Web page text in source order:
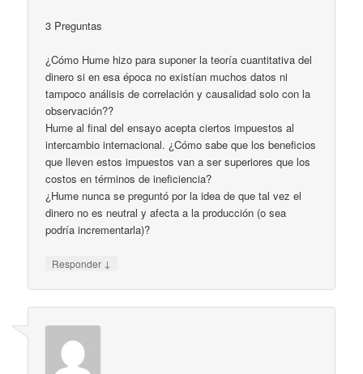
3 Preguntas
¿Cómo Hume hizo para suponer la teoría cuantitativa del
dinero si en esa época no existían muchos datos ni
tampoco análisis de correlación y causalidad solo con la
observación??
Hume al final del ensayo acepta ciertos impuestos al
intercambio internacional. ¿Cómo sabe que los beneficios
que lleven estos impuestos van a ser superiores que los
costos en términos de ineficiencia?
¿Hume nunca se preguntó por la idea de que tal vez el
dinero no es neutral y afecta a la producción (o sea
podría incrementarla)?
Responder ↓